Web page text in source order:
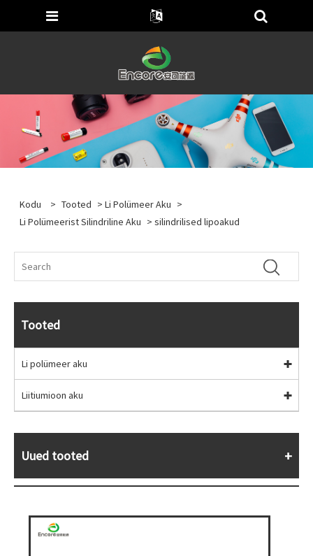
Kodu > Tooted >Li Polümeer Aku >
Li Polümeerist Silindriline Aku > silindrilised lipoakud
Tooted
Li polümeer aku
Liitiumioon aku
Uued tooted